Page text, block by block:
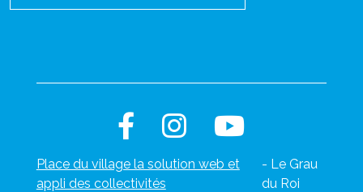
Place du village la solution web et
appli des collectivités
- Le Grau
du Roi